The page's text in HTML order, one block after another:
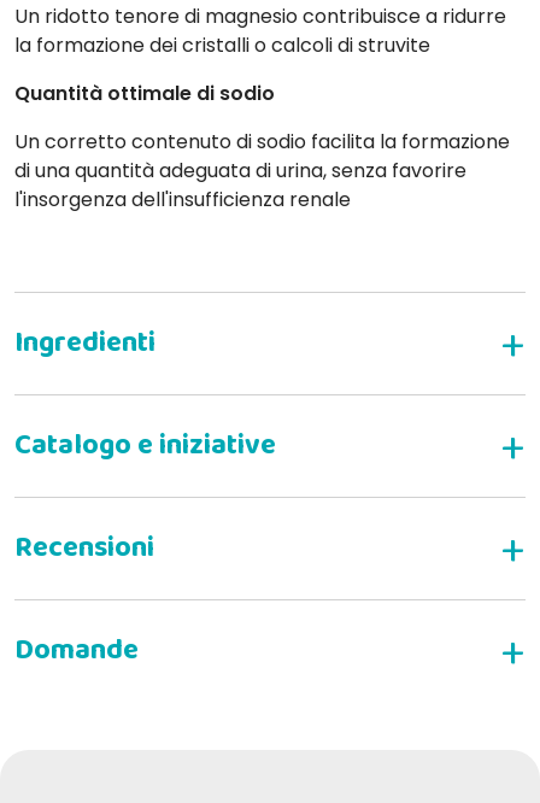
Un ridotto tenore di magnesio contribuisce a ridurre
la formazione dei cristalli o calcoli di struvite
Quantità ottimale di sodio
Un corretto contenuto di sodio facilita la formazione
di una quantità adeguata di urina, senza favorire
l'insorgenza dell'insufficienza renale
adulti con urolitiasi da struvite
Controindicazioni